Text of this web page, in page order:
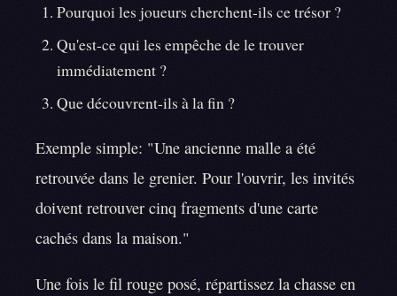
Pourquoi les joueurs cherchent-ils ce trésor ?
Qu'est-ce qui les empêche de le trouver
immédiatement ?
Que découvrent-ils à la fin ?
Exemple simple: "Une ancienne malle a été
retrouvée dans le grenier. Pour l'ouvrir, les invités
doivent retrouver cinq fragments d'une carte
cachés dans la maison."
Une fois le fil rouge posé, répartissez la chasse en